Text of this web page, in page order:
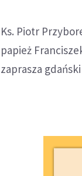
Ks. Piotr
papież
zaprasza